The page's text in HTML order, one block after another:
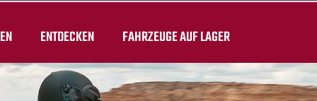
ENTDECKEN FAHRZEUGE AUF LAGER